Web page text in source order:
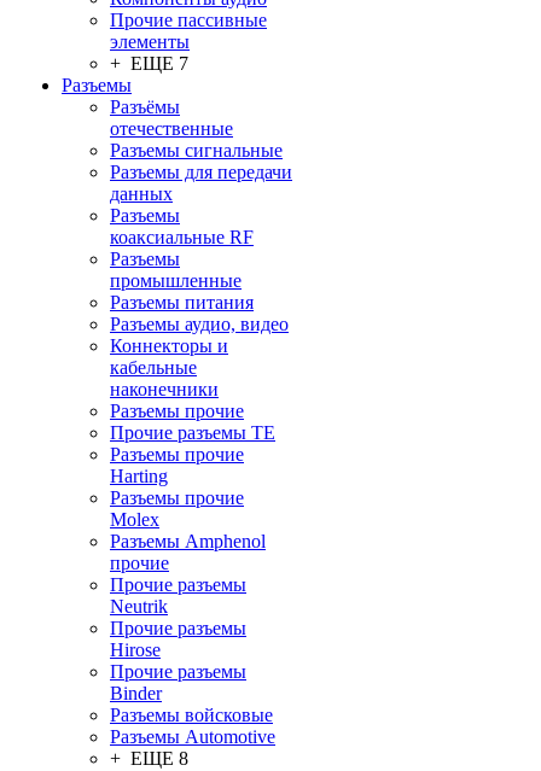
Прочие пассивные
элементы
+ ЕЩЕ 7
Разъeмы
Разъёмы
отечественные
Разъeмы сигнальные
Разъeмы для передачи
данных
Разъeмы
коаксиальные RF
Разъeмы
промышленные
Разъeмы питания
Разъeмы аудио, видео
Коннекторы и
кабельные
наконечники
Разъeмы прочие
Прочие разъемы TE
Разъемы прочие
Harting
Разъемы прочие
Molex
Разъемы Amphenol
прочие
Прочие разъемы
Neutrik
Прочие разъемы
Hirose
Прочие разъемы
Binder
Разъемы войсковые
Разъeмы Automotive
+ ЕЩЕ 8